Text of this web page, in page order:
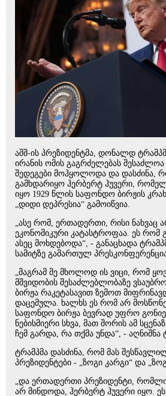
აშშ-ის პრეზიდენტმა, დონალდ
ირანის ომის გაგრძელებას შესაძლოა
შედეგები მოჰყოლოდა და დასძინა,
გამხდარიყო ჰერბერტ ჰუვერი,
იყო 1929 წლის საფონდო ბირჟის
„დიდი დეპრესია“ გამოიწვია.
„ასე რომ, ერთადერთი, რისი ნახვაც
ეკონომიკური კატასტროფაა. ეს რომ
ასეც მოხდებოდა“, - განაცხადა
სამიტზე გამართულ
„მაგრამ მე მხოლოდ ის ვიცი, რომ
მშვიდობის შესაძლებლობაზე
ბირჟა რაკეტასავით ზემოთ
დაცემულა. ხალხს ეს რომ არ
საფონდო ბირჟა ბევრად უფრო
ნებისმიერი სხვა, მათ შორის ამ
ჩემ გარდა, რა თქმა უნდა“, - აღნიშნა
ტრამპმა დასძინა, რომ მას
პრეზიდენტები - „ზოგი კარგი“ და
„და ერთადერთი პრეზიდენტი,
არ მინდოდა, ჰერბერტ ჰუვერი იყო.